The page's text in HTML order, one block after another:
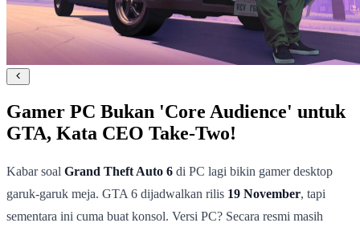
Gamer PC Bukan 'Core Audience' untuk
GTA, Kata CEO Take-Two!
Kabar soal Grand Theft Auto 6 di PC lagi bikin gamer desktop
garuk-garuk meja. GTA 6 dijadwalkan rilis 19 November, tapi
sementara ini cuma buat konsol. Versi PC? Secara resmi masih